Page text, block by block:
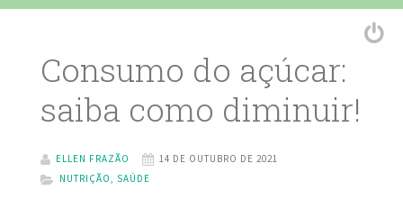
Consumo do açúcar:
saiba como diminuir!
ELLEN FRAZÃO
14 DE OUTUBRO DE 2021
NUTRIÇÃO, SAÚDE